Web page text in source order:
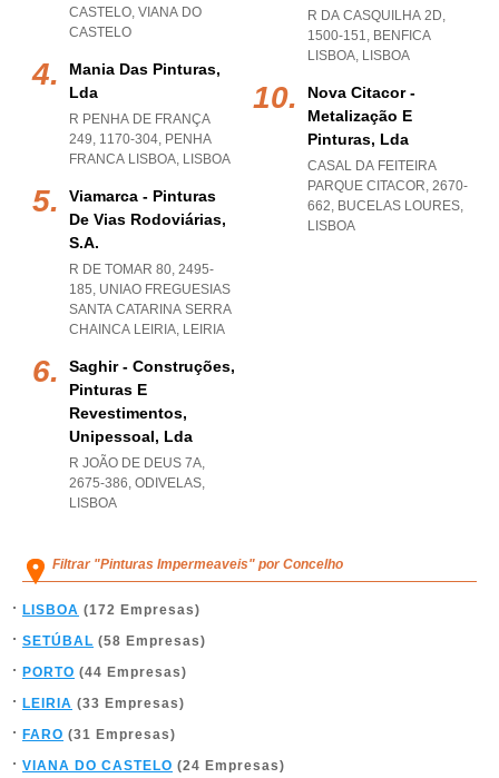
CASTELO, VIANA DO
CASTELO
Mania Das Pinturas,
Lda
R PENHA DE FRANÇA
249, 1170-304, PENHA
FRANCA LISBOA, LISBOA
Viamarca - Pinturas
De Vias Rodoviárias,
S.a.
R DE TOMAR 80, 2495-
185, UNIAO FREGUESIAS
SANTA CATARINA SERRA
CHAINCA LEIRIA, LEIRIA
Saghir - Construções,
Pinturas E
Revestimentos,
Unipessoal, Lda
R JOÃO DE DEUS 7A,
2675-386, ODIVELAS,
LISBOA
R DA CASQUILHA 2D,
1500-151, BENFICA
LISBOA, LISBOA
Nova Citacor -
Metalização E
Pinturas, Lda
CASAL DA FEITEIRA
PARQUE CITACOR, 2670-
662, BUCELAS LOURES,
LISBOA
Filtrar "Pinturas Impermeaveis" por Concelho
LISBOA (172 Empresas)
SETÚBAL (58 Empresas)
PORTO (44 Empresas)
LEIRIA (33 Empresas)
FARO (31 Empresas)
VIANA DO CASTELO (24 Empresas)